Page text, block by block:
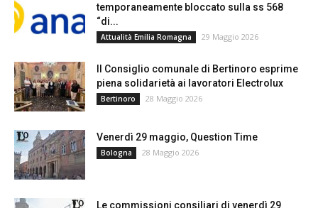
temporaneamente bloccato sulla ss 568
“di...
Attualità Emilia Romagna 29 Maggio 2026
Il Consiglio comunale di Bertinoro esprime
piena solidarietà ai lavoratori Electrolux
Bertinoro 28 Maggio 2026
Venerdì 29 maggio, Question Time
Bologna 28 Maggio 2026
Le commissioni consiliari di venerdì 29